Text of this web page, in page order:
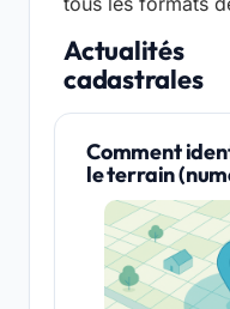
Actualités
cadastrales
Comment
le terrain